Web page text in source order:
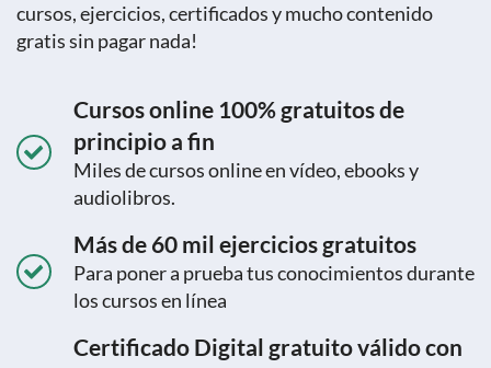
cursos, ejercicios, certificados y mucho contenido
gratis sin pagar nada!
Cursos online 100% gratuitos de
principio a fin
Miles de cursos online en vídeo, ebooks y
audiolibros.
Más de 60 mil ejercicios gratuitos
Para poner a prueba tus conocimientos durante
los cursos en línea
Certificado Digital gratuito válido con